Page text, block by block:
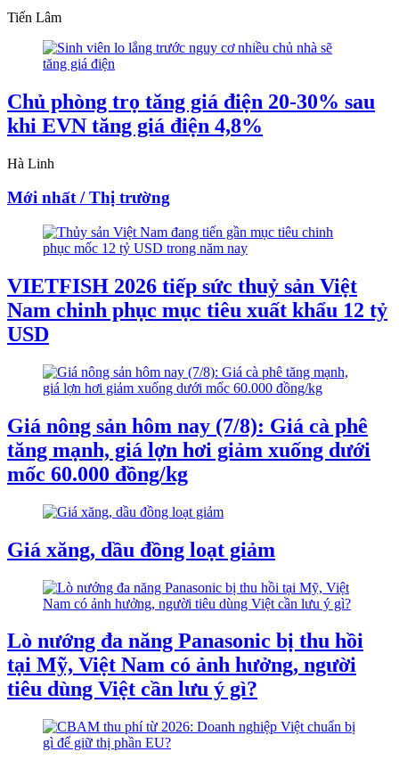
Tiến Lâm
Chủ phòng trọ tăng giá điện 20-30% sau
khi EVN tăng giá điện 4,8%
Hà Linh
Mới nhất / Thị trường
VIETFISH 2026 tiếp sức thuỷ sản Việt
Nam chinh phục mục tiêu xuất khẩu 12 tỷ
USD
Giá nông sản hôm nay (7/8): Giá cà phê
tăng mạnh, giá lợn hơi giảm xuống dưới
mốc 60.000 đồng/kg
Giá xăng, dầu đồng loạt giảm
Lò nướng đa năng Panasonic bị thu hồi
tại Mỹ, Việt Nam có ảnh hưởng, người
tiêu dùng Việt cần lưu ý gì?